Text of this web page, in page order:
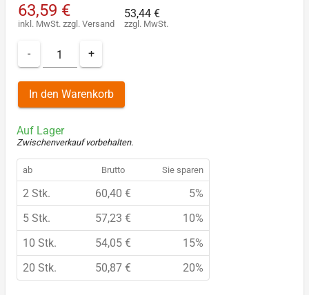
63,59 €
inkl. MwSt. zzgl. Versand
53,44 €
zzgl. MwSt.
- +
In den Warenkorb
Auf Lager
Zwischenverkauf vorbehalten.
ab Brutto Sie sparen
2 Stk. 60,40 €
5%
5 Stk.
57,23 €
10%
10 Stk.
54,05 €
15%
20 Stk.
50,87 € 20%